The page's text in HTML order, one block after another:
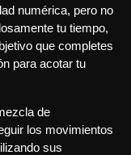
numérica, pero no
tu tiempo,
que completes
para acotar tu
de
los movimientos
sus